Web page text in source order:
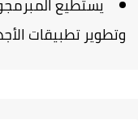
تطبيقات